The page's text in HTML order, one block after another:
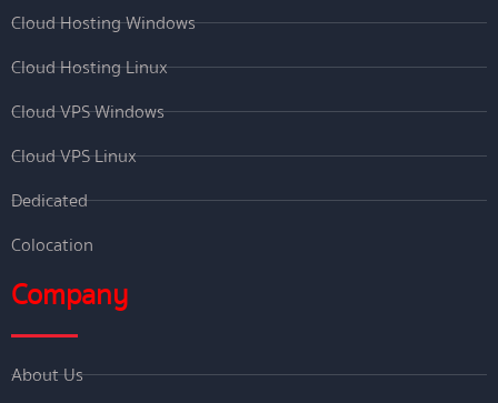
Cloud Hosting Windows
Cloud Hosting Linux
Cloud VPS Windows
Cloud VPS Linux
Dedicated
Colocation
Company
About Us